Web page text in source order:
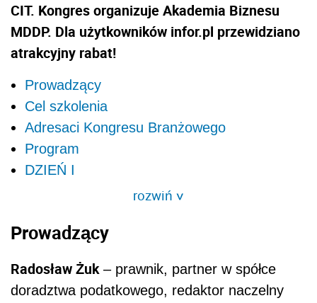
CIT. Kongres organizuje Akademia Biznesu
MDDP. Dla użytkowników infor.pl przewidziano
atrakcyjny rabat!
Prowadzący
Cel szkolenia
Adresaci Kongresu Branżowego
Program
DZIEŃ I
rozwiń>
Prowadzący
Radosław Żuk– prawnik, partner w spółce
doradztwa podatkowego, redaktor naczelny